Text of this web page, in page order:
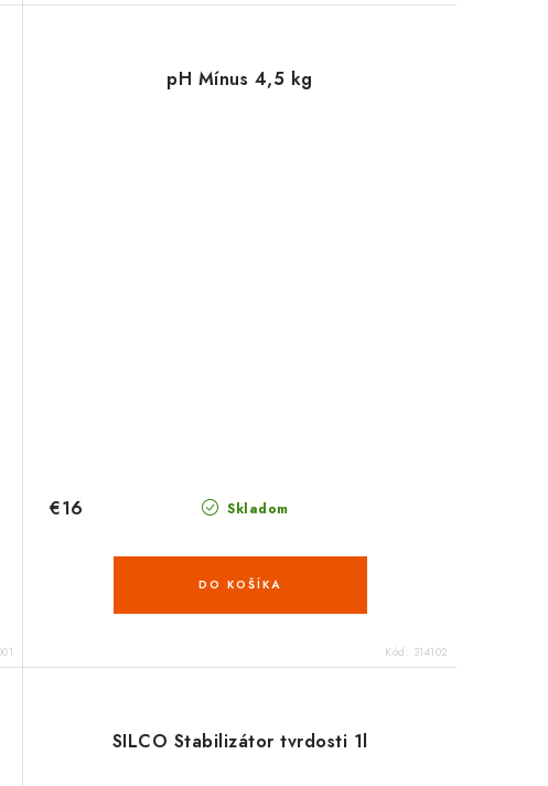
pH Mínus 4,5 kg
Skladom
€16
DO KOŠÍKA
Kód: 314102
SILCO Stabilizátor tvrdosti 1l